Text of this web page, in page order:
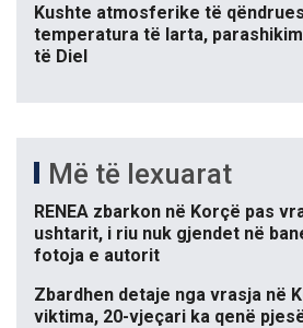
Kushte atmosferike të
temperatura të larta,
të Diel
Më të lexuarat
RENEA zbarkon në Korçë pas
ushtarit, i riu nuk gjendet në
fotoja e autorit
Zbardhen detaje nga vrasja në
viktima, 20-vjeçari ka qenë